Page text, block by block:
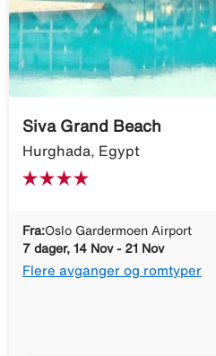
Siva Grand Beach
Hurghada, Egypt
Fra:Oslo Gardermoen Airport
7 dager, 14 Nov - 21 Nov
Flere avganger og romtyper